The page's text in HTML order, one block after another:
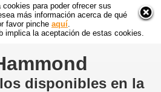
cookies para poder ofrecer sus
más información acerca de qué
favor pinche aquí
implica la aceptación de estas cookies.
disponibles en la